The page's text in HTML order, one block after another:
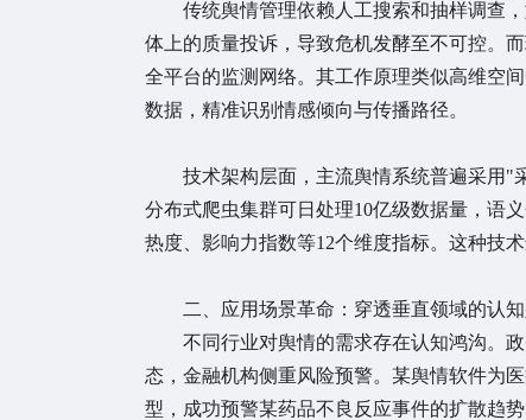
传统舆情管理依赖人工搜索和抽样调查，
体上的质量投诉，导致危机发酵至不可控。
全平台的监测网络。其工作原理类似高维空
数据，精准识别情感倾向与传播路径。
技术架构层面，主流舆情系统普遍采用"
分布式爬虫集群可日处理10亿级数据量，语
热度、影响力指数等12个维度指标。这种技
二、应用场景革命：穿透垂直领域的认知
不同行业对舆情的需求存在认知鸿沟。政
态，金融机构侧重风险预警。某舆情软件为
型，成功预警某药品不良反应事件的扩散趋势